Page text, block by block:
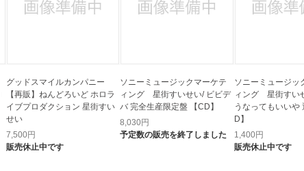
グッドスマイルカンパニー
【再販】ねんどろいど ホロラ
イブプロダクション 星街すい
せい
7,500円
販売休止中です
ソニーミュージックマーケテ
ィング 星街すいせい/ ビビデ
バ 完全生産限定盤 【CD】
8,030円
予定数の販売を終了しました
ソニーミュージッ
ィング 星街すい
うなってもいいや
D】
1,400円
販売休止中です